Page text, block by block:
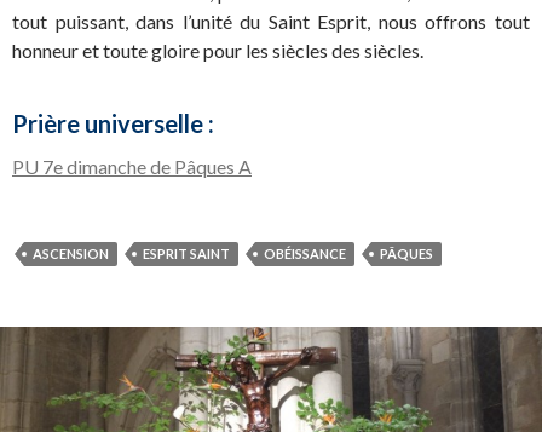
tout puissant, dans l’unité du Saint Esprit, nous offrons tout
honneur et toute gloire pour les siècles des siècles.
Prière universelle :
PU 7e dimanche de Pâques A
ASCENSION ESPRIT SAINT OBÉISSANCE PÂQUES